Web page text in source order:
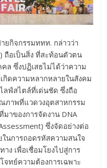
ยกิจกรรมททท. กล่าวว่า
ถือเป็นสิ่ง ที่สะท้อนตัวตน
ล ซึ่งปฏิเสธไม่ได้ว่าความ
กิดความหลากหลายในสังคม
ลฟ์สไตล์ที่เด่นชัด ซึ่งถือ
ภาพที่แวดวงอุตสาหกรรม
มาของการจัดงาน DNA
ซึ่งจัดอย่างต่อ
นการถอดรหัสความสนใจ
ง เพื่อเชื่อมโยงไปสู่การ
ทย์ความต้องการเฉพาะ